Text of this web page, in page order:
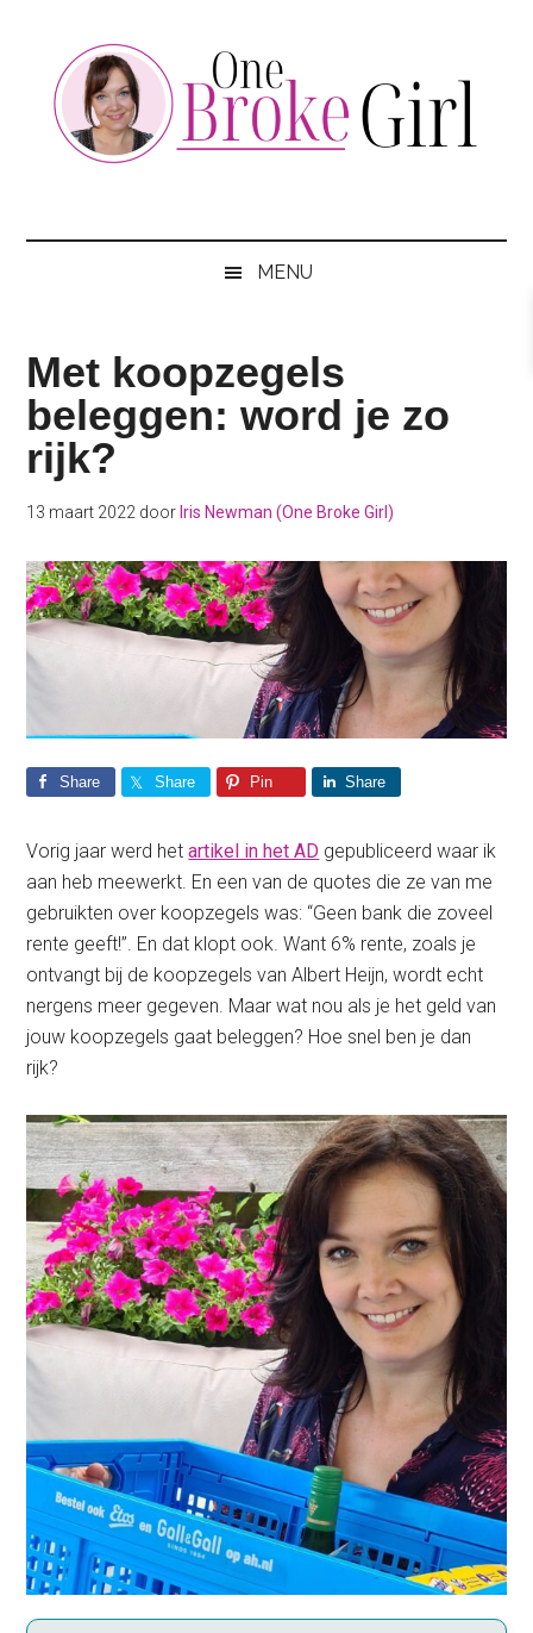
content
secondary
MENU
Met koopzegels
beleggen: word je zo
rijk?
13 maart 2022 door Iris Newman (One Broke Girl)
Share Share Pin Share
Vorig jaar werd hetartikel in het AD gepubliceerd waar ik
aan heb meewerkt. En een van de quotes die ze van me
gebruikten over koopzegels was: “Geen bank die zoveel
rente geeft!”. En dat klopt ook. Want 6% rente, zoals je
ontvangt bij de koopzegels van Albert Heijn, wordt echt
nergens meer gegeven. Maar wat nou als je het geld van
jouw koopzegels gaat beleggen? Hoe snel ben je dan
rijk?